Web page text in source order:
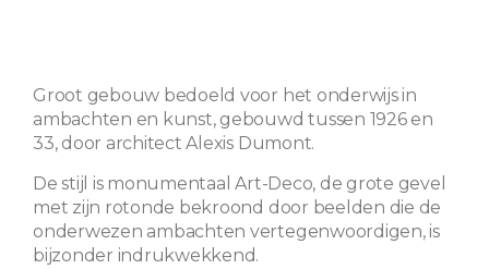
Groot gebouw bedoeld voor het onderwijs in
ambachten en kunst, gebouwd tussen 1926 en
33, door architect Alexis Dumont.
De stijl is monumentaal Art-Deco, de grote gevel
met zijn rotonde bekroond door beelden die de
onderwezen ambachten vertegenwoordigen, is
bijzonder indrukwekkend.